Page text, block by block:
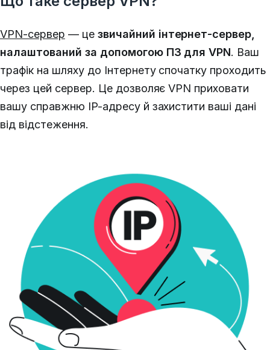
VPN-сервер — це звичайний інтернет-сервер,
налаштований за допомогою ПЗ для VPN. Ваш
трафік на шляху до Інтернету спочатку проходить
через цей сервер. Це дозволяє VPN приховати
вашу справжню IP-адресу й захистити ваші дані
від відстеження.